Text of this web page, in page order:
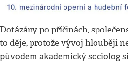
Dotázány po příčinách,
to děje, protože vývoj hlouběji
původem akademický sociolog